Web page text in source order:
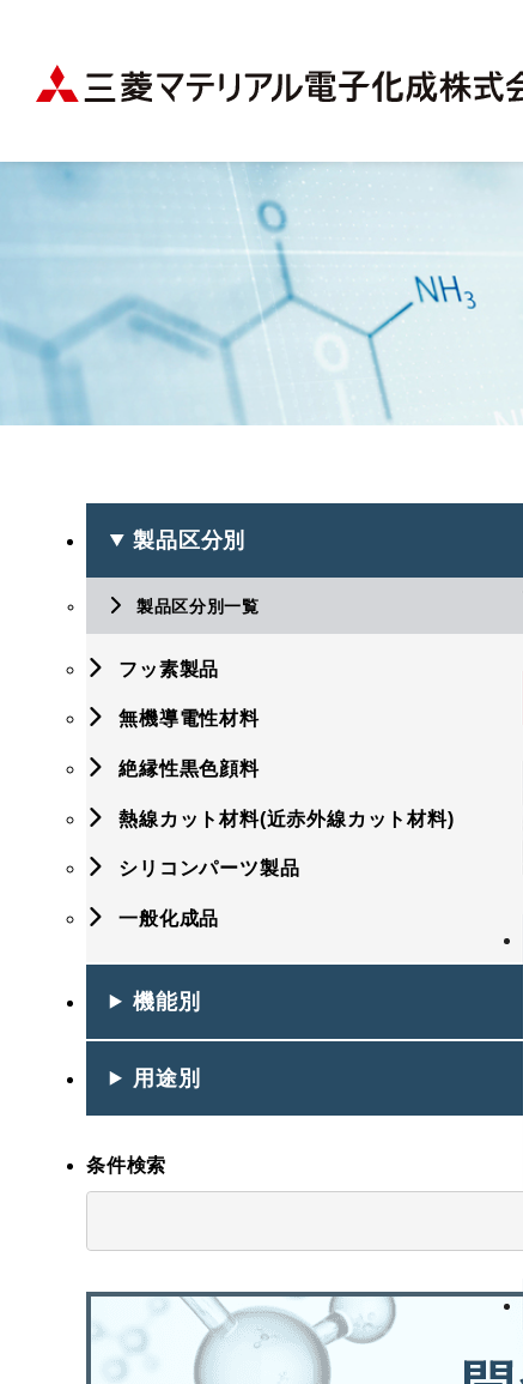
製品区分別
製品区分別一覧
フッ素製品
無機導電性材料
絶縁性黒色顔料
熱線カット材料(近赤外線カット材料)
シリコンパーツ製品
一般化成品
機能別
用途別
条件検索